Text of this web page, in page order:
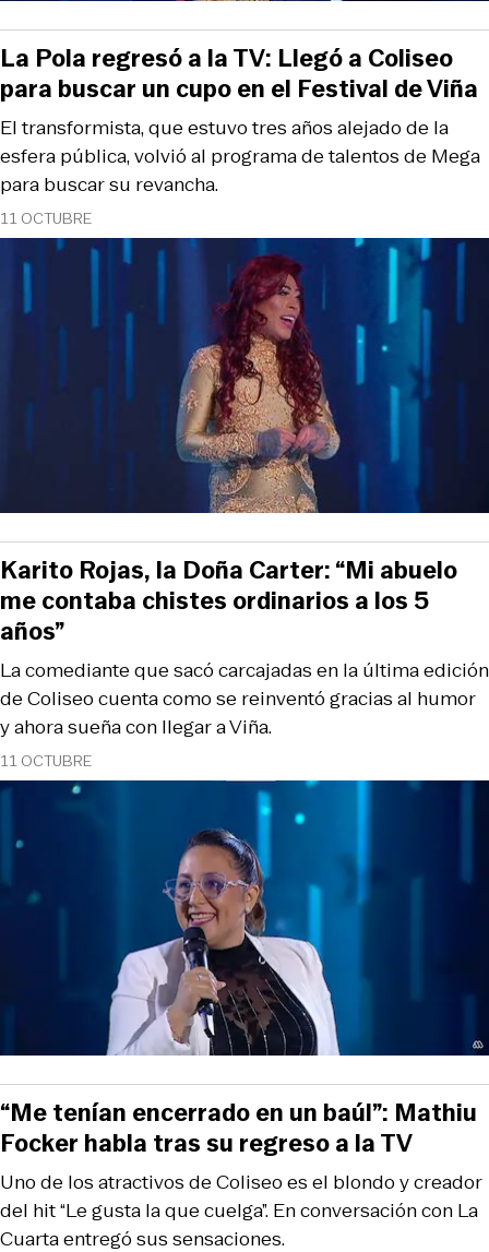
11 OCTUBRE
El transformista, que estuvo tres años alejado de la
esfera pública, volvió al programa de talentos de Mega
para buscar su revancha.
La Pola regresó a la TV: Llegó a Coliseo
para buscar un cupo en el Festival de Viña
11 OCTUBRE
La comediante que sacó carcajadas en la última edición
de Coliseo cuenta como se reinventó gracias al humor
y ahora sueña con llegar a Viña.
Karito Rojas, la Doña Carter: “Mi abuelo
me contaba chistes ordinarios a los 5
años”
Uno de los atractivos de Coliseo es el blondo y creador
del hit “Le gusta la que cuelga”. En conversación con La
Cuarta entregó sus sensaciones.
“Me tenían encerrado en un baúl”: Mathiu
Focker habla tras su regreso a la TV